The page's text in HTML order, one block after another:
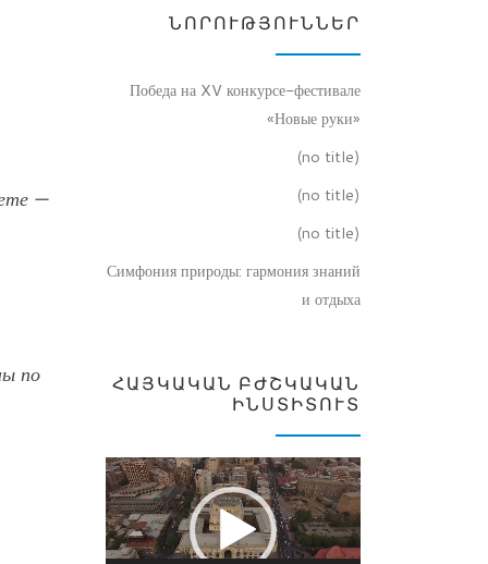
—
по
ՆՈՐՈՒԹՅՈՒՆՆԵՐ
Победа на XV конкурсе-фестивале
«Новые руки»
(no title)
(no title)
(no title)
Симфония природы: гармония знаний
и отдыха
ՀԱՅԿԱԿԱՆ ԲԺՇԿԱԿԱՆ
ԻՆՍՏԻՏՈՒՏ
Video
Player